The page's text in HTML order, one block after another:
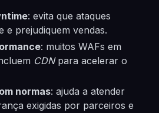
: evita que ataques
e prejudiquem vendas.
: muitos WAFs em
CDNpara acelerar o
normas: ajuda a atender
exigidas por parceiros e